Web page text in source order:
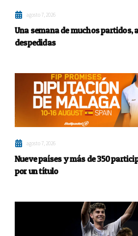
agosto 7, 2026
Una semana de muchos partidos,
despedidas
agosto 7, 2026
Nueve países y más de 350
por un título